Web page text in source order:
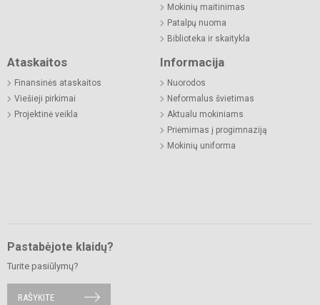
Mokinių maitinimas
Patalpų nuoma
Biblioteka ir skaitykla
Ataskaitos
Finansinės ataskaitos
Viešieji pirkimai
Projektinė veikla
Informacija
Nuorodos
Neformalus švietimas
Aktualu mokiniams
Priėmimas į progimnaziją
Mokinių uniforma
Pastabėjote klaidų?
Turite pasiūlymų?
RAŠYKITE